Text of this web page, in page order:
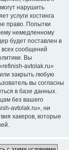
нарушить
услуги хостинга
право. Попытки
немедленному
будет поставлен в
сообщений
Вы
avtolak.ru»
закрыть любую
вы согласны
в базе данных.
без вашего
avtolak.ru», ни
хакеров, которые